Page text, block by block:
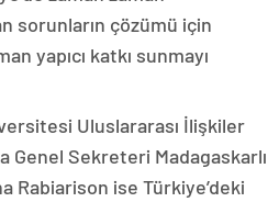
sorunların çözümü için
yapıcı katkı sunmayı
Uluslararası İlişkiler
Genel Sekreteri Madagaskarlı
Rabiarison ise Türkiye’deki